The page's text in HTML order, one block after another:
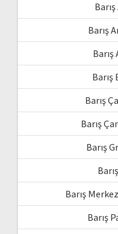
Barış
Barış
Barış
Barış
Barış
Barış
Barış